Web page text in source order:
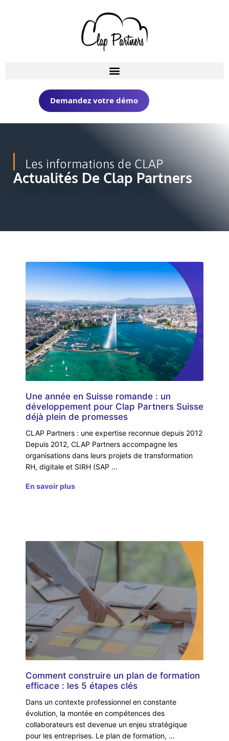
Demandez votre démo
Les informations de CLAP
Actualités De Clap Partners
Une année en Suisse romande : un
développement pour Clap Partners Suisse
déjà plein de promesses
CLAP Partners : une expertise reconnue depuis 2012
Depuis 2012, CLAP Partners accompagne les
organisations dans leurs projets de transformation
RH, digitale et SIRH (SAP
En savoir plus
Comment construire un plan de formation
efficace : les 5 étapes clés
Dans un contexte professionnel en constante
évolution, la montée en compétences des
collaborateurs est devenue un enjeu stratégique
pour les entreprises. Le plan de formation,